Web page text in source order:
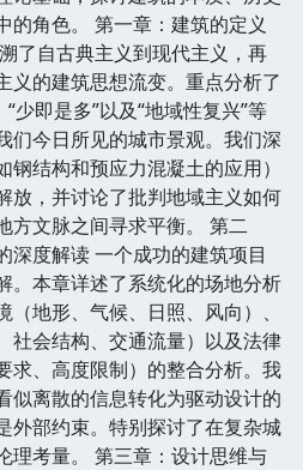
的角色。 第一章：建筑的定义
了自古典主义到现代主义，再
义的建筑思想流变。重点分析了
少即是多”以及“地域性复兴”等
们今日所见的城市景观。我们深
钢结构和预应力混凝土的应用）
放，并讨论了批判地域主义如何
方文脉之间寻求平衡。 第二
深度解读 一个成功的建筑项目
。本章详述了系统化的场地分析
地形、气候、日照、风向）、
社会结构、交通流量）以及法律
求、高度限制）的整合分析。我
似离散的信息转化为驱动设计的
外部约束。特别探讨了在复杂城
理考量。 第三章：设计思维与